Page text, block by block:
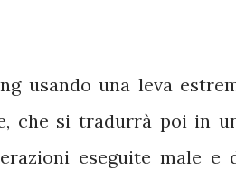
usando una leva
che si tradurrà poi in
eseguite male e